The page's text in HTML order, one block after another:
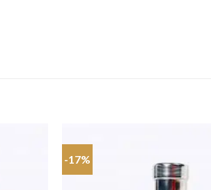
-17%